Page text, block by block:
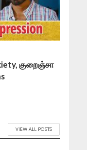
குறைஞ்சா
VIEW ALL POSTS